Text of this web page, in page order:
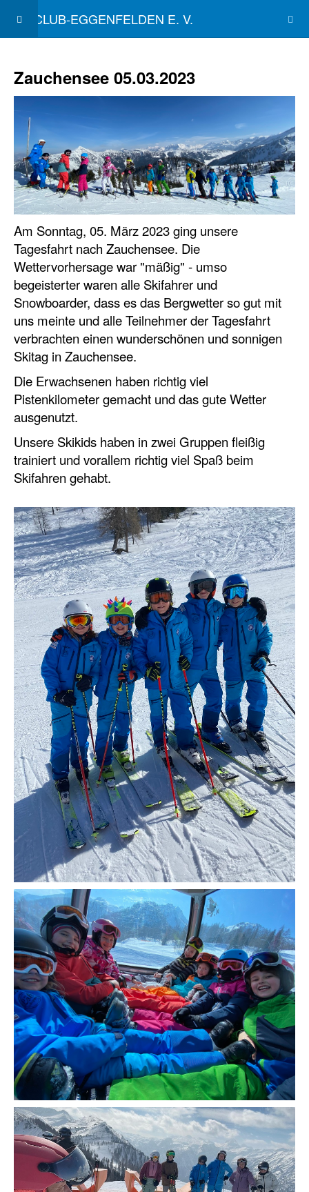
SKICLUB-EGGENFELDEN E. V.
Zauchensee 05.03.2023
Am Sonntag, 05. März 2023 ging unsere
Tagesfahrt nach Zauchensee. Die
Wettervorhersage war "mäßig" - umso
begeisterter waren alle Skifahrer und
Snowboarder, dass es das Bergwetter so gut mit
uns meinte und alle Teilnehmer der Tagesfahrt
verbrachten einen wunderschönen und sonnigen
Skitag in Zauchensee.
Die Erwachsenen haben richtig viel
Pistenkilometer gemacht und das gute Wetter
ausgenutzt.
Unsere Skikids haben in zwei Gruppen fleißig
trainiert und vorallem richtig viel Spaß beim
Skifahren gehabt.